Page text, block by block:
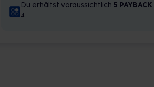
Du erhältst voraussichtlich 5 PAYBACK
4